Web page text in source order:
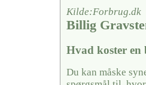
Kilde:Forbrug.dk
Billig
Hvad koster en
Du kan måske